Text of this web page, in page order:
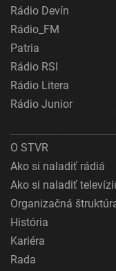
Rádio Devín
Rádio_FM
Patria
Rádio RSI
Rádio Litera
Rádio Junior
O STVR
Ako si naladiť rádiá
Ako si naladiť
Organizačná
História
Kariéra
Rada